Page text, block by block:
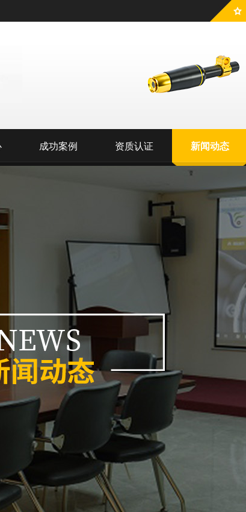
成功案例 资质认证 新闻动态